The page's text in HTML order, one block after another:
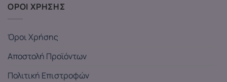
ΟΡΟΙ ΧΡΗΣΗΣ
Όροι Χρήσης
Αποστολή Προϊόντων
Πολιτική Επιστροφών